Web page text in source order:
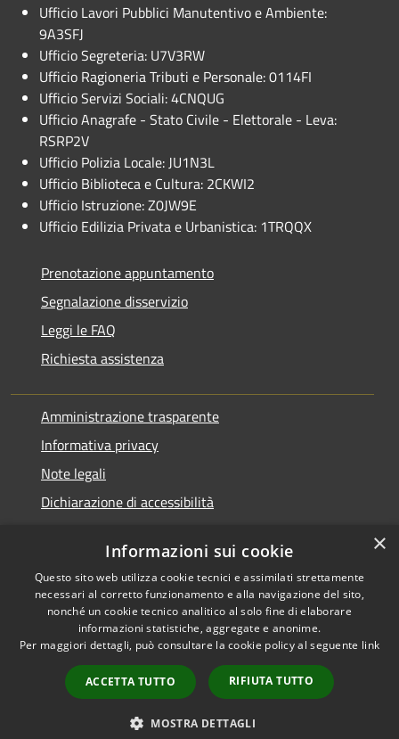
Ufficio Lavori Pubblici Manutentivo e Ambiente:
9A3SFJ
Ufficio Segreteria: U7V3RW
Ufficio Ragioneria Tributi e Personale: 0114FI
Ufficio Servizi Sociali: 4CNQUG
Ufficio Anagrafe - Stato Civile - Elettorale - Leva:
RSRP2V
Ufficio Polizia Locale: JU1N3L
Ufficio Biblioteca e Cultura: 2CKWI2
Ufficio Istruzione: Z0JW9E
Ufficio Edilizia Privata e Urbanistica: 1TRQQX
Prenotazione appuntamento
Segnalazione disservizio
Leggi le FAQ
Richiesta assistenza
Amministrazione trasparente
Informativa privacy
Note legali
Dichiarazione di accessibilità
RSS
Accessibilità
Cookie
Mappa del sito
Agire per la cittadinanza
digitale
×
Informazioni sui cookie
Questo sito web utilizza cookie tecnici e assimilati strettamente
necessari al corretto funzionamento e alla navigazione del sito,
nonché un cookie tecnico analitico al solo fine di elaborare
informazioni statistiche, aggregate e anonime.
Per maggiori dettagli, può consultare la cookie policy al seguente link
ACCETTA TUTTO RIFIUTA TUTTO
MOSTRA DETTAGLI